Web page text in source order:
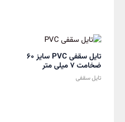
تایل سقفی PVC سایز 60
ضخامت 7 میلی متر
تایل سقفی